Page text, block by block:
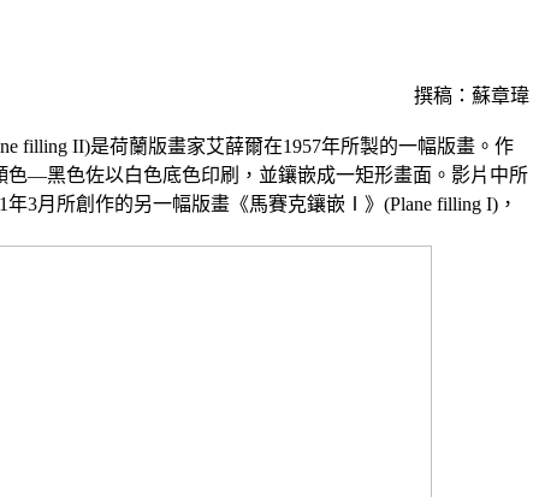
撰稿：蘇章瑋
filling II)是荷蘭版畫家艾薛爾在1957年所製的一幅版畫。作
色―黑色佐以白色底色印刷，並鑲嵌成一矩形畫面。影片中所
3月所創作的另一幅版畫《馬賽克鑲嵌Ⅰ》(Plane filling I)，